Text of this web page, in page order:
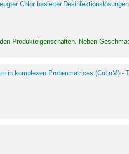
Chlor basierter Desinfektionslösungen
Produkteigenschaften. Neben
in komplexen Probenmatrices (CoLuM) -